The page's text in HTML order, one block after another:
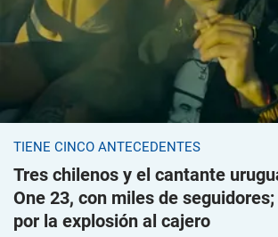
TIENE CINCO ANTECEDENTES
Tres chilenos y el cantante
One 23, con miles de
por la explosión al cajero